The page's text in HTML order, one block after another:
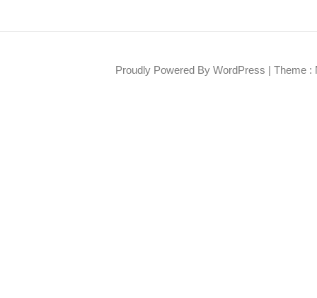
Proudly Powered By WordPress | Theme :